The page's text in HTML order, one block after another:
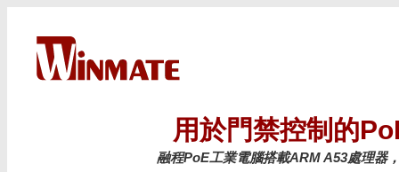
用於門禁控制的
融程PoE工業電腦搭載ARM A53處理器